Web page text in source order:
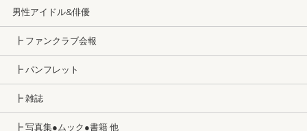
男性アイドル&俳優
┣ ファンクラブ会報
┣ パンフレット
┣ 雑誌
┣ 写真集●ムック●書籍 他